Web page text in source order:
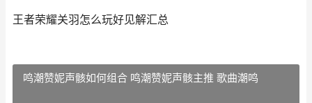
王者荣耀关羽怎么玩好见解汇总
鸣潮赞妮声骸如何组合 鸣潮赞妮声骸主推 歌曲潮鸣